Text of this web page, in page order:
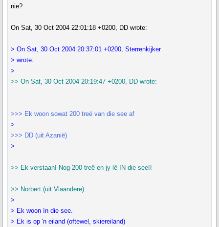
nie?
On Sat, 30 Oct 2004 22:01:18 +0200, DD wrote:
> On Sat, 30 Oct 2004 20:37:01 +0200, Sterrenkijker
> wrote:
>
>> On Sat, 30 Oct 2004 20:19:47 +0200, DD wrote:
>>> Ek woon sowat 200 treë van die see af
>
>>> DD (uit Azanië)
>
>> Ek verstaan! Nog 200 treë en jy lê IN die see!!
>> Norbert (uit Vlaandere)
>
> Ek woon ìn die see.
> Ek is op 'n eiland (oftewel, skiereiland)